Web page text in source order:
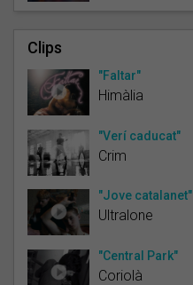
Clips
"Faltar"
Himàlia
"Verí caducat"
Crim
"Jove catalanet"
Ultralone
"Central Park"
Coriolà